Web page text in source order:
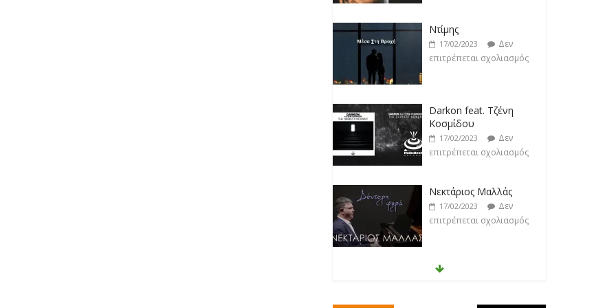
Ντίμης
17/02/2023
Δεν
επιτρέπεται σχολιασμός
Darkon feat. Τζένη
Κοσμίδου
17/02/2023
Δεν
επιτρέπεται σχολιασμός
Νεκτάριος Μαλλάς
17/02/2023
Δεν
επιτρέπεται σχολιασμός
George P. Lemos feat.